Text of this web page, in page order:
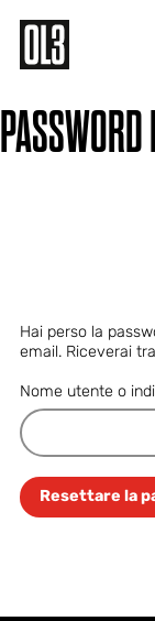
Hai perso la
email. Riceverai
Nome utente o
Resettare la